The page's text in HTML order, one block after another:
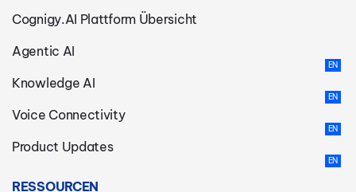
Cognigy.AI Plattform Übersicht
Agentic AI
Knowledge AI
Voice Connectivity
Product Updates
RESSOURCEN